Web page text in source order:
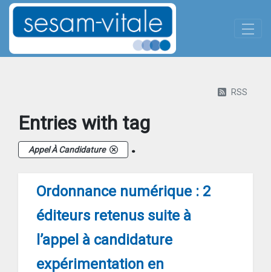
Skip to Main Content
RSS
Entries with tag
Appel À Candidature .
Ordonnance numérique : 2
éditeurs retenus suite à
l’appel à candidature
expérimentation en
Panneau de gestion des cookies